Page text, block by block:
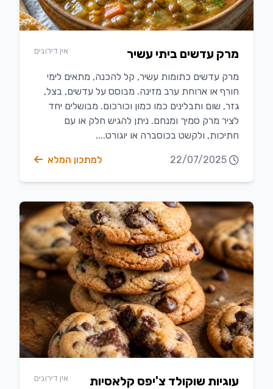
מרק עדשים ביתי עשיר אין דירוגים
מרק עדשים כתומות עשיר, קל להכנה, מתאים לימי
חורף או ארוחת ערב מזינה. מבוסס על עדשים, בצל,
גזר, שום ותבלינים כמו כמון וכורכום. מבושלים יחד
לציר מרק סמיך ומנחם. ניתן להגיש חלק או עם
חתיכות, ולקשט בכוסברה או יוגורט....
22/07/2025 למתכון המלא
עוגיות שוקולד צ'יפס קלאסיות אין דירוגים